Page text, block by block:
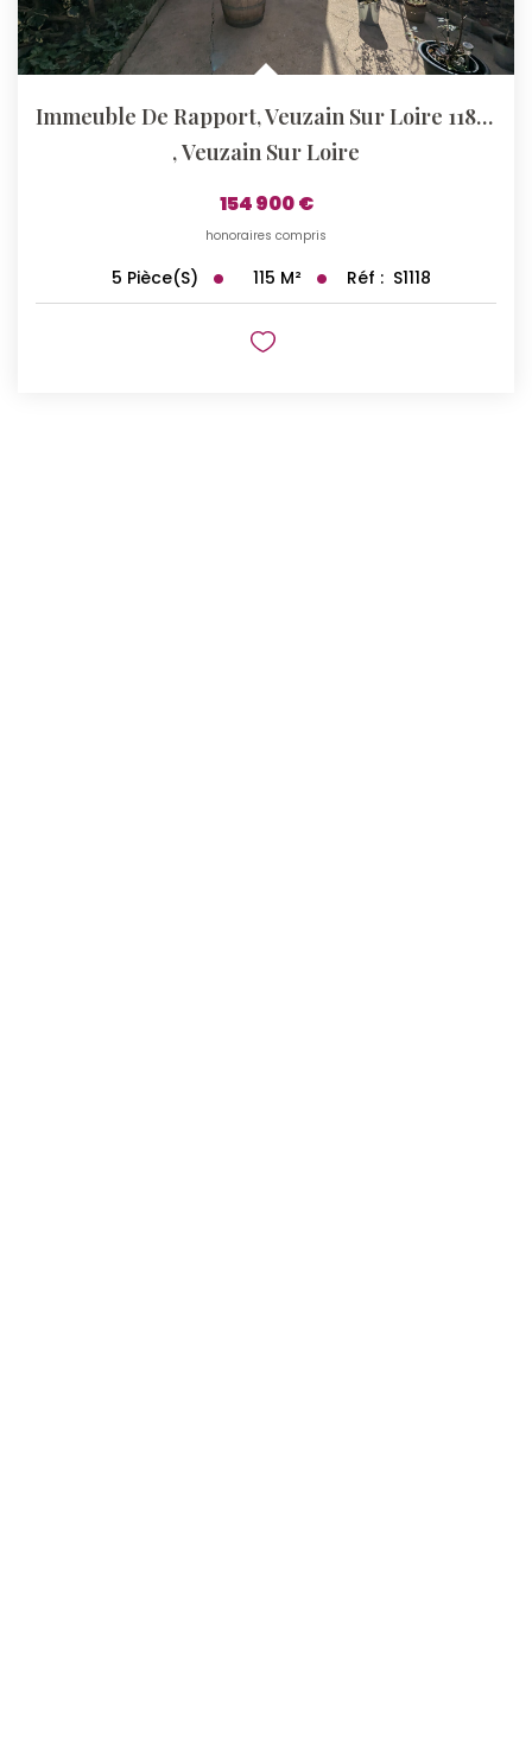
Immeuble De Rapport, Veuzain Sur Loire 118 M2
,Veuzain Sur Loire
154 900 €
honoraires compris
5 Pièce(s) 115 M² Réf : S1118